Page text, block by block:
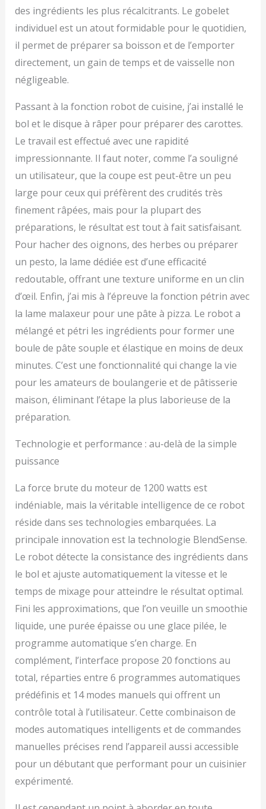
des ingrédients les plus récalcitrants. Le gobelet
individuel est un atout formidable pour le quotidien,
il permet de préparer sa boisson et de l’emporter
directement, un gain de temps et de vaisselle non
négligeable.
Passant à la fonction robot de cuisine, j’ai installé le
bol et le disque à râper pour préparer des carottes.
Le travail est effectué avec une rapidité
impressionnante. Il faut noter, comme l’a souligné
un utilisateur, que la coupe est peut-être un peu
large pour ceux qui préfèrent des crudités très
finement râpées, mais pour la plupart des
préparations, le résultat est tout à fait satisfaisant.
Pour hacher des oignons, des herbes ou préparer
un pesto, la lame dédiée est d’une efficacité
redoutable, offrant une texture uniforme en un clin
d’œil. Enfin, j’ai mis à l’épreuve la fonction pétrin avec
la lame malaxeur pour une pâte à pizza. Le robot a
mélangé et pétri les ingrédients pour former une
boule de pâte souple et élastique en moins de deux
minutes. C’est une fonctionnalité qui change la vie
pour les amateurs de boulangerie et de pâtisserie
maison, éliminant l’étape la plus laborieuse de la
préparation.
Technologie et performance : au-delà de la simple
puissance
La force brute du moteur de 1200 watts est
indéniable, mais la véritable intelligence de ce robot
réside dans ses technologies embarquées. La
principale innovation est la technologie BlendSense.
Le robot détecte la consistance des ingrédients dans
le bol et ajuste automatiquement la vitesse et le
temps de mixage pour atteindre le résultat optimal.
Fini les approximations, que l’on veuille un smoothie
liquide, une purée épaisse ou une glace pilée, le
programme automatique s’en charge. En
complément, l’interface propose 20 fonctions au
total, réparties entre 6 programmes automatiques
prédéfinis et 14 modes manuels qui offrent un
contrôle total à l’utilisateur. Cette combinaison de
modes automatiques intelligents et de commandes
manuelles précises rend l’appareil aussi accessible
pour un débutant que performant pour un cuisinier
expérimenté.